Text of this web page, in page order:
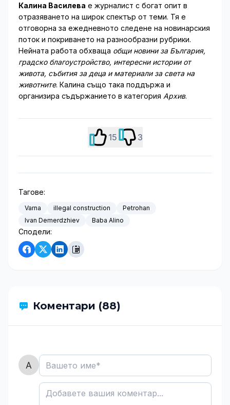
Калина Василева е журналист с богат опит в
отразяването на широк спектър от теми. Тя е
отговорна за ежедневното следене на новинарския
поток и покриването на разнообразни рубрики.
Нейната работа обхваща общи новини за България,
градско благоустройство, интересни истории от
живота, събития за деца и материали за света на
животните. Калина също така поддържа и
организира съдържанието в категория Архив.
15 3
Тагове:
Varna illegal construction
Petrohan
Ivan Demerdzhiev
Baba Alino
Сподели:
Коментари (88)